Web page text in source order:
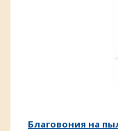
Благовония на